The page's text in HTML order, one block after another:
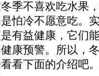
季不喜欢吃水果
怕冷不愿意吃。
有益健康，它们
康预警。所以，
看下面的介绍吧